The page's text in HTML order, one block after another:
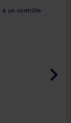
à un contrôle
keyboard_arrow_right